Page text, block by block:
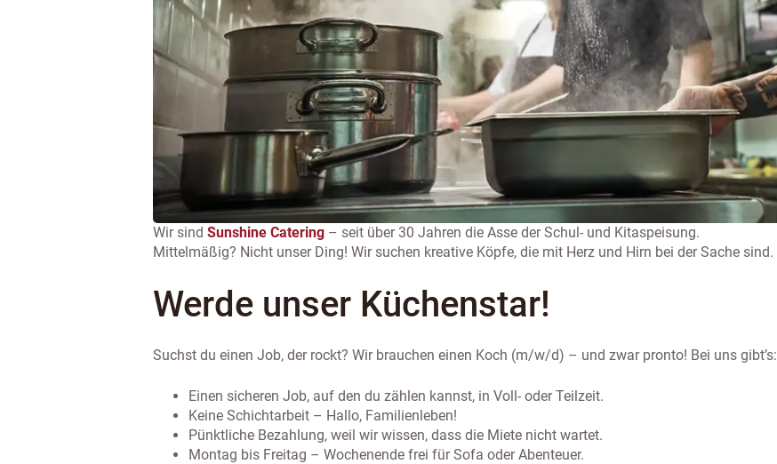
Wir sind Sunshine Catering – seit über 30 Jahren die Asse der Schul- und Kitaspeisung.
Mittelmäßig? Nicht unser Ding! Wir suchen kreative Köpfe, die mit Herz und Hirn bei der Sache sind.
Werde unser Küchenstar!
Suchst du einen Job, der rockt? Wir brauchen einen Koch (m/w/d) – und zwar pronto! Bei uns gibt’s:
Einen sicheren Job, auf den du zählen kannst, in Voll- oder Teilzeit.
Keine Schichtarbeit – Hallo, Familienleben!
Pünktliche Bezahlung, weil wir wissen, dass die Miete nicht wartet.
Montag bis Freitag – Wochenende frei für Sofa oder Abenteuer.